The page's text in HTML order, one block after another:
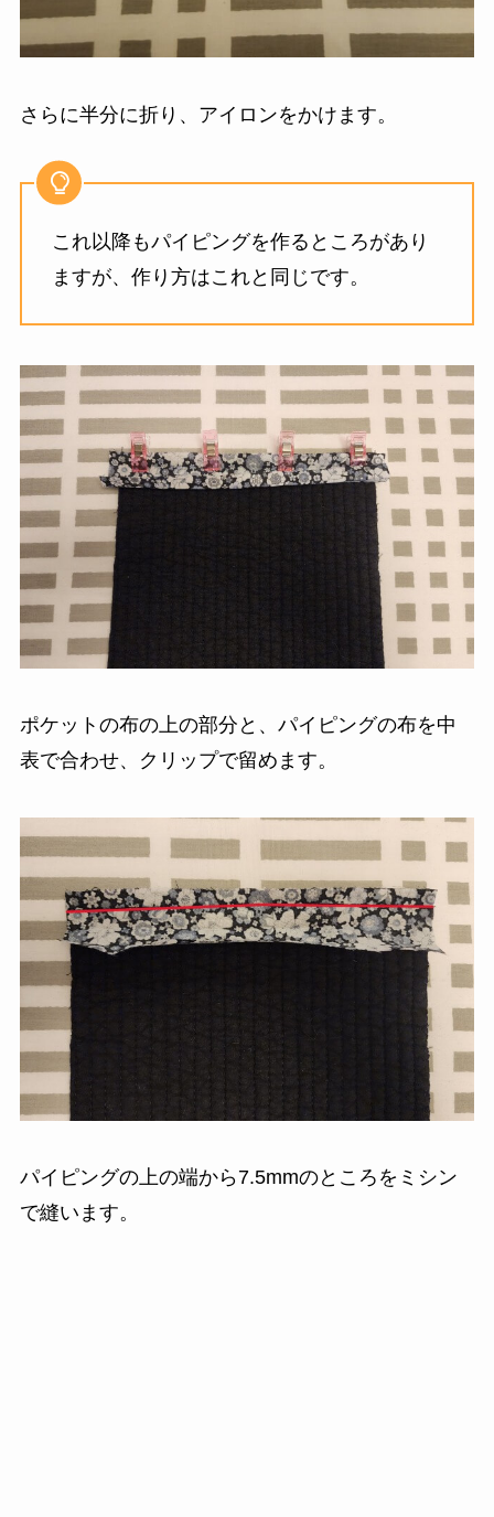
さらに半分に折り、アイロンをかけます。
これ以降もパイピングを作るところがあり
ますが、作り方はこれと同じです。
ポケットの布の上の部分と、パイピングの布を中
表で合わせ、クリップで留めます。
パイピングの上の端から7.5mmのところをミシン
で縫います。